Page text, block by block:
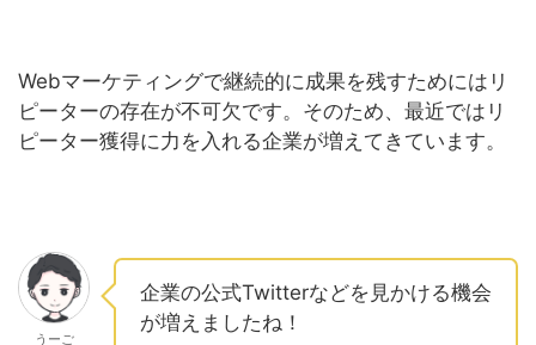
Webマーケティングで継続的に成果を残すためにはリ
ピーターの存在が不可欠です。そのため、最近ではリ
ピーター獲得に力を入れる企業が増えてきています。
うーご
企業の公式Twitterなどを見かける機会
が増えましたね！